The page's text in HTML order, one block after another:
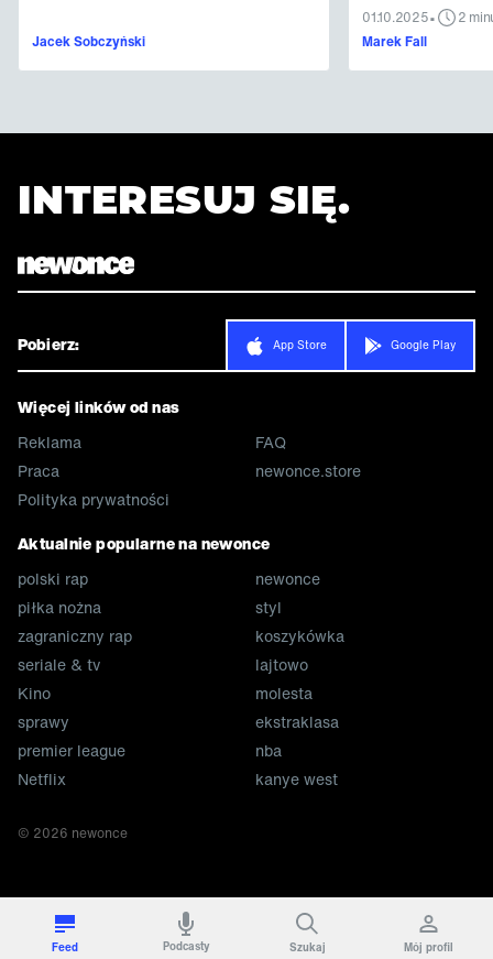
Jacek Sobczyński
01.10.2025•
2
Marek Fall
INTERESUJ SIĘ.
Pobierz: App Store Google Play
Więcej linków od nas
Reklama
Praca
Polityka prywatności
FAQ
newonce.store
Aktualnie popularne na newonce
polski rap
piłka nożna
zagraniczny rap
seriale & tv
Kino
sprawy
premier league
Netflix
newonce
styl
koszykówka
lajtowo
molesta
ekstraklasa
nba
kanye west
© 2026 newonce
Feed Podcasty Szukaj Mój profil